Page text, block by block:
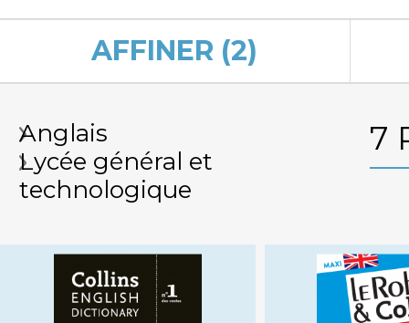
AFFINER (2)
Anglais
Lycée général et
technologique
7